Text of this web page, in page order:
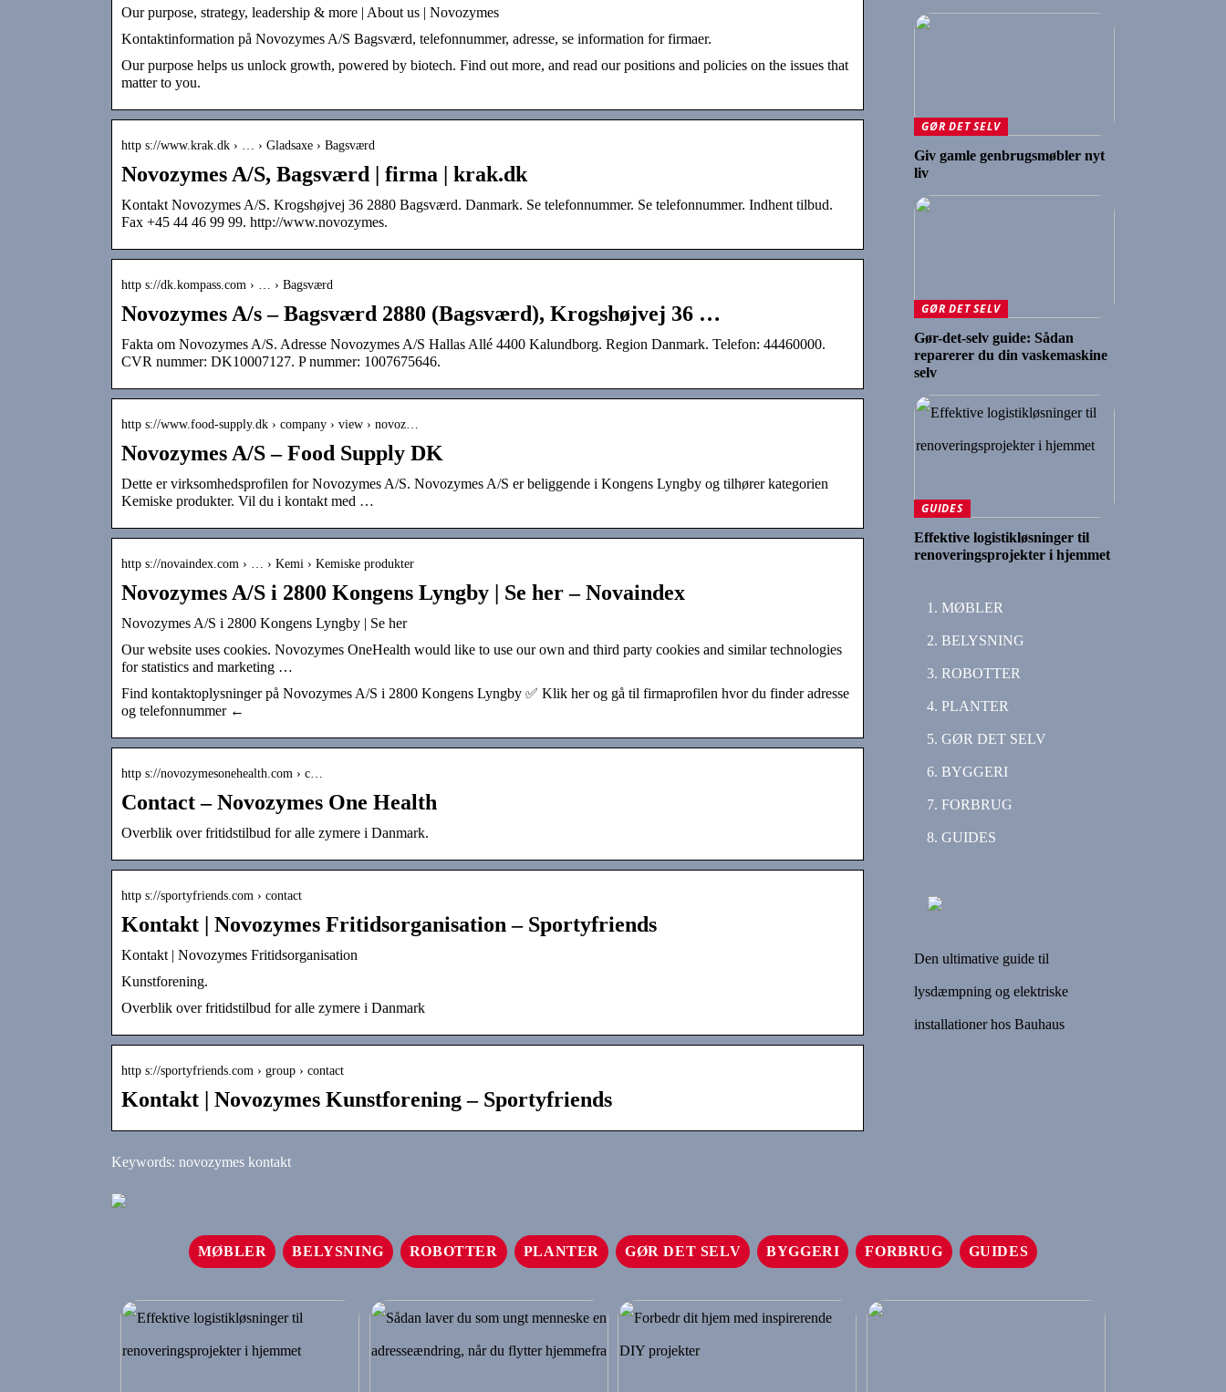
Our purpose, strategy, leadership & more | About us | Novozymes
Kontaktinformation på Novozymes A/S Bagsværd, telefonnummer, adresse, se information for firmaer.
Our purpose helps us unlock growth, powered by biotech. Find out more, and read our positions and policies on the issues that
matter to you.
http s://www.krak.dk › … › Gladsaxe › Bagsværd
Novozymes A/S, Bagsværd | firma | krak.dk
Kontakt Novozymes A/S. Krogshøjvej 36 2880 Bagsværd. Danmark. Se telefonnummer. Se telefonnummer. Indhent tilbud.
Fax +45 44 46 99 99. http://www.novozymes.
http s://dk.kompass.com › … › Bagsværd
Novozymes A/s – Bagsværd 2880 (Bagsværd), Krogshøjvej 36 …
Fakta om Novozymes A/S. Adresse Novozymes A/S Hallas Allé 4400 Kalundborg. Region Danmark. Telefon: 44460000.
CVR nummer: DK10007127. P nummer: 1007675646.
http s://www.food-supply.dk › company › view › novoz…
Novozymes A/S – Food Supply DK
Dette er virksomhedsprofilen for Novozymes A/S. Novozymes A/S er beliggende i Kongens Lyngby og tilhører kategorien
Kemiske produkter. Vil du i kontakt med …
http s://novaindex.com › … › Kemi › Kemiske produkter
Novozymes A/S i 2800 Kongens Lyngby | Se her – Novaindex
Novozymes A/S i 2800 Kongens Lyngby | Se her
Our website uses cookies. Novozymes OneHealth would like to use our own and third party cookies and similar technologies
for statistics and marketing …
Find kontaktoplysninger på Novozymes A/S i 2800 Kongens Lyngby ✅ Klik her og gå til firmaprofilen hvor du finder adresse
og telefonnummer ←
http s://novozymesonehealth.com › c…
Contact – Novozymes One Health
Overblik over fritidstilbud for alle zymere i Danmark.
http s://sportyfriends.com › contact
Kontakt | Novozymes Fritidsorganisation – Sportyfriends
Kontakt | Novozymes Fritidsorganisation
Kunstforening.
Overblik over fritidstilbud for alle zymere i Danmark
http s://sportyfriends.com › group › contact
Kontakt | Novozymes Kunstforening – Sportyfriends
Keywords: novozymes kontakt
GØR DET SELV
Giv gamle genbrugsmøbler nyt
liv
GØR DET SELV
Gør-det-selv guide: Sådan
reparerer du din vaskemaskine
selv
GUIDES
Effektive logistikløsninger til
renoveringsprojekter i hjemmet
MØBLER
BELYSNING
ROBOTTER
PLANTER
GØR DET SELV
BYGGERI
FORBRUG
GUIDES
Den ultimative guide til
lysdæmpning og elektriske
installationer hos Bauhaus
MØBLER BELYSNING ROBOTTER PLANTER GØR DET SELV BYGGERI FORBRUG GUIDES